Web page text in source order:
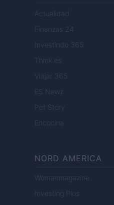
Actualidad
Finanzas 24
Investindo 365
Think.es
Viajar 365
ES Newz
Pet Story
Encocina
NORD AMERICA
Womanmagazine
Investing Plus